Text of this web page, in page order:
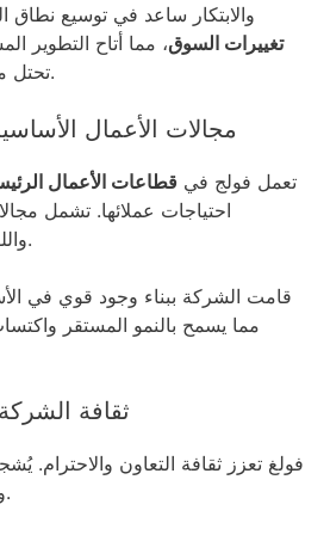
والابتكار ساعد في توسيع
تغييرات السوق، مما أتاح التطوير
تحتل مكانة مهمة في صناعتها.
مجالات الأعمال
تعمل فولج في قطاعات الأعمال
احتياجات عملائها. تشمل
واللوجستيات ودعم العملاء.
قامت الشركة ببناء وجود قوي في
مما يسمح بالنمو المستقر
ثقافة
فولغ تعزز ثقافة التعاون والاحترام.
وتحمل التحديات الجديدة.